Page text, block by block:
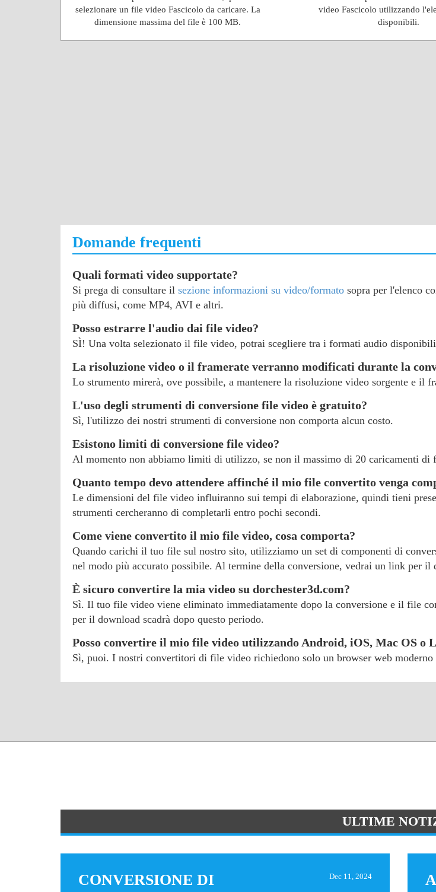
selezionare un file video Fascicolo da caricare. La
dimensione massima del file è 100 MB.
video Fascicolo utilizzando
disponibili.
Domande frequenti
Quali formati video supportate?
Si prega di consultare il sezione informazioni su video/formato sopra per l'elenco
più diffusi, come MP4, AVI e altri.
Posso estrarre l'audio dai file video?
SÌ! Una volta selezionato il file video, potrai scegliere tra i formati audio
La risoluzione video o il framerate verranno modificati durante la
Lo strumento mirerà, ove possibile, a mantenere la risoluzione video sorgente e il
L'uso degli strumenti di conversione file video è gratuito?
Sì, l'utilizzo dei nostri strumenti di conversione non comporta alcun costo.
Esistono limiti di conversione file video?
Al momento non abbiamo limiti di utilizzo, se non il massimo di 20 caricamenti di
Quanto tempo devo attendere affinché il mio file convertito venga
Le dimensioni del file video influiranno sui tempi di elaborazione, quindi tieni
strumenti cercheranno di completarli entro pochi secondi.
Come viene convertito il mio file video, cosa comporta?
Quando carichi il tuo file sul nostro sito, utilizziamo un set di componenti di
nel modo più accurato possibile. Al termine della conversione, vedrai un link per
È sicuro convertire la mia video su dorchester3d.com?
Sì. Il tuo file video viene eliminato immediatamente dopo la conversione e il file
per il download scadrà dopo questo periodo.
Posso convertire il mio file video utilizzando Android, iOS, Mac OS o
Sì, puoi. I nostri convertitori di file video richiedono solo un browser web
ULTIME
CONVERSIONE DI
Dec 11, 2024